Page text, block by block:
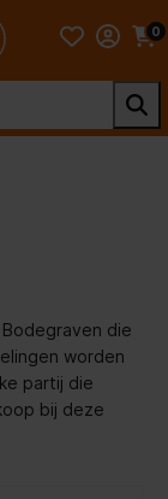
0
die
worden
partij die
bij deze